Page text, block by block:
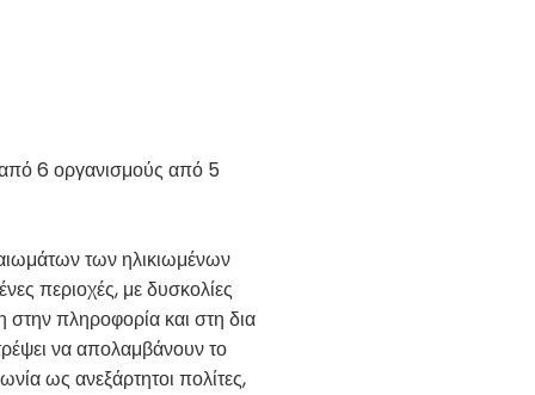
6 οργανισμούς από 5
των ηλικιωμένων
περιοχές, με δυσκολίες
στην πληροφορία και στη δια
να απολαμβάνουν το
ως ανεξάρτητοι πολίτες,